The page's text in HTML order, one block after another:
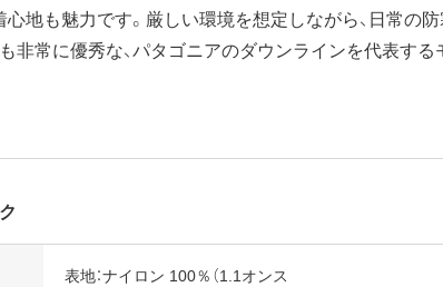
心地も魅力です。厳しい環境を想定しながら、日常の
非常に優秀な、パタゴニアのダウンラインを代表する
表地：ナイロン 100％（1.1オンス